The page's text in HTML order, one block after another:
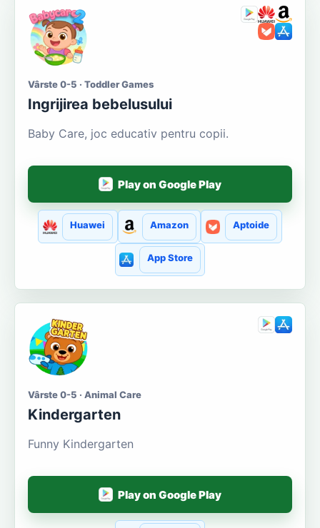
Vârste 0-5 · Toddler Games
Ingrijirea bebelusului
Baby Care, joc educativ pentru copii.
Play on Google Play
Huawei Amazon Aptoide
App Store
Vârste 0-5 · Animal Care
Kindergarten
Funny Kindergarten
Play on Google Play